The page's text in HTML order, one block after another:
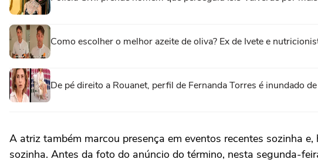
Como escolher o melhor azeite de oliva? Ex de Ivete e
De pé direito a Rouanet, perfil de Fernanda Torres é inundado
A atriz também marcou presença em eventos recentes sozinha
sozinha. Antes da foto do anúncio do término, nesta segunda-